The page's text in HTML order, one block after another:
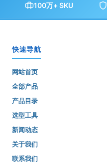
100万+ SKU
快速导航
网站首页
全部产品
产品目录
选型工具
新闻动态
关于我们
联系我们